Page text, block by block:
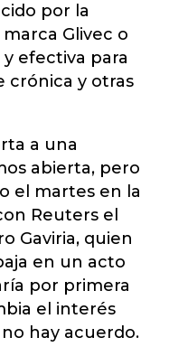
por la
Glivec o
efectiva para
crónica y otras
a una
abierta, pero
el martes en la
Reuters el
Gaviria, quien
en un acto
por primera
el interés
hay acuerdo.